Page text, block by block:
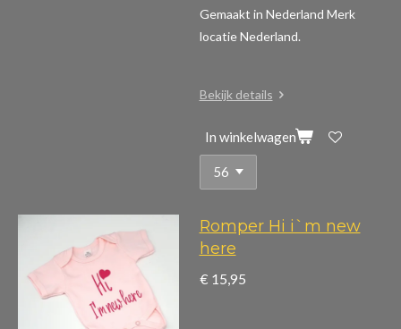
Gemaakt in Nederland Merk
locatie Nederland.
Bekijk details
In winkelwagen
Romper Hi i`m new
here
€ 15,95